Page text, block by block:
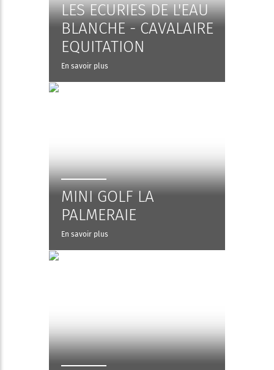
LES ECURIES DE L'EAU
BLANCHE - CAVALAIRE
EQUITATION
En savoir plus
MINI GOLF LA
PALMERAIE
En savoir plus